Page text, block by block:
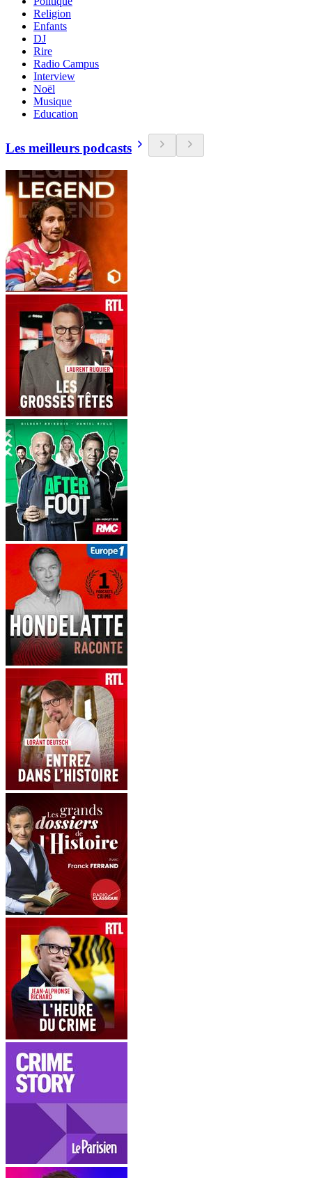
Religion
Enfants
DJ
Rire
Radio Campus
Interview
Noël
Musique
Education
Les meilleurs podcasts